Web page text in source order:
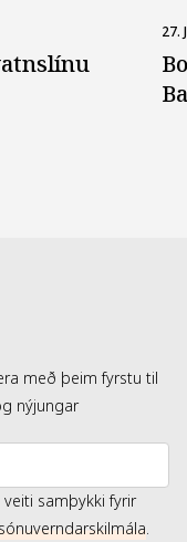
27.
með þeim fyrstu til
nýjungar
samþykki fyrir
.